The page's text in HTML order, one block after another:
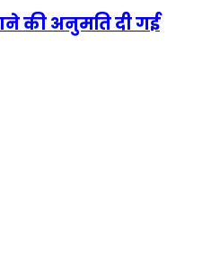
की अनुमति दी गई